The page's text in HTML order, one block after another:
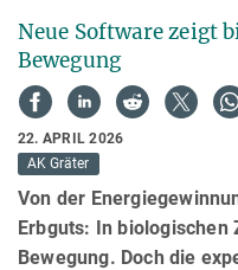
Neue Software zeigt
Bewegung
22. APRIL 2026
AK Gräter
Von der
Erbguts: In
Bewegung. Doch die